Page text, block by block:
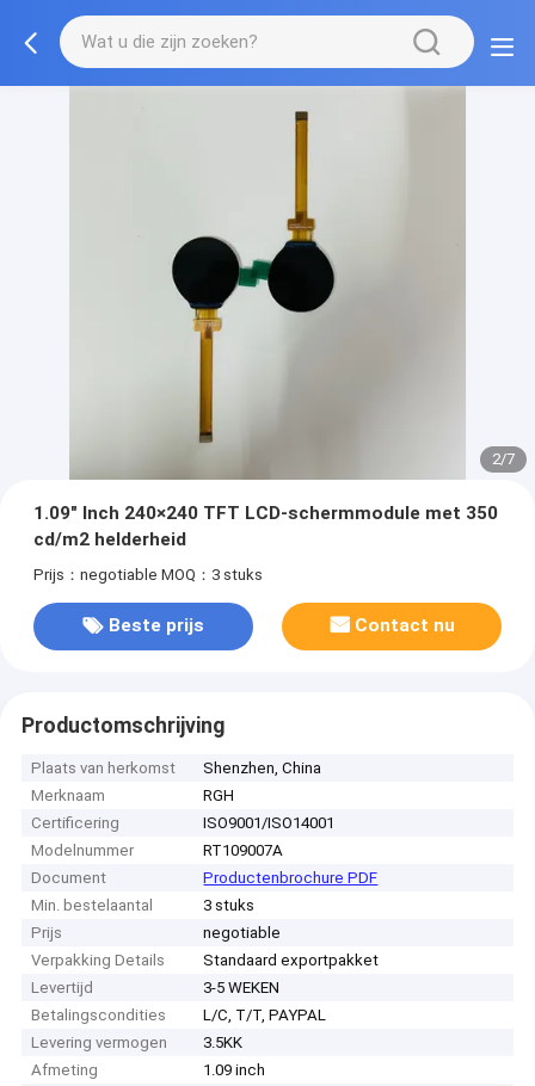
2/7
1.09" Inch 240×240 TFT LCD-schermmodule met 350
cd/m2 helderheid
Prijs：negotiable MOQ：3 stuks
Beste prijs Contact nu
Productomschrijving
Plaats van herkomst
Shenzhen, China
Merknaam
RGH
Certificering
ISO9001/ISO14001
Modelnummer
RT109007A
Document
Productenbrochure PDF
Min. bestelaantal
3 stuks
Prijs
negotiable
Verpakking Details
Standaard exportpakket
Levertijd
3-5 WEKEN
Betalingscondities
L/C, T/T, PAYPAL
Levering vermogen
3.5KK
Afmeting
1.09 inch